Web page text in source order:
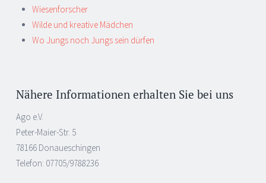
Wiesenforscher
Wilde und kreative Mädchen
Wo Jungs noch Jungs sein dürfen
Nähere Informationen erhalten Sie bei uns
Ago e.V.
Peter-Maier-Str. 5
78166 Donaueschingen
Telefon: 07705/9788236